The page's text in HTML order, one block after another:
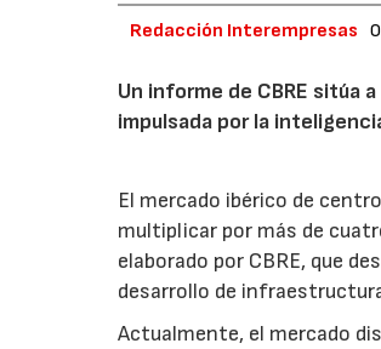
Redacción Interempresas
Un informe de CBRE sitúa
impulsada por la
El mercado ibérico de
multiplicar por más de
elaborado por CBRE, que
desarrollo de
Actualmente, el mercado